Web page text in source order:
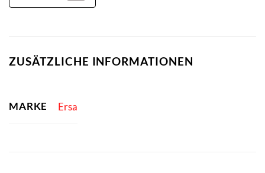
ZUSÄTZLICHE INFORMATIONEN
MARKE Ersa